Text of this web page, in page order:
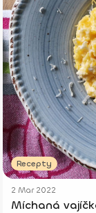
Recepty
2 Mar 2022
Míchaná